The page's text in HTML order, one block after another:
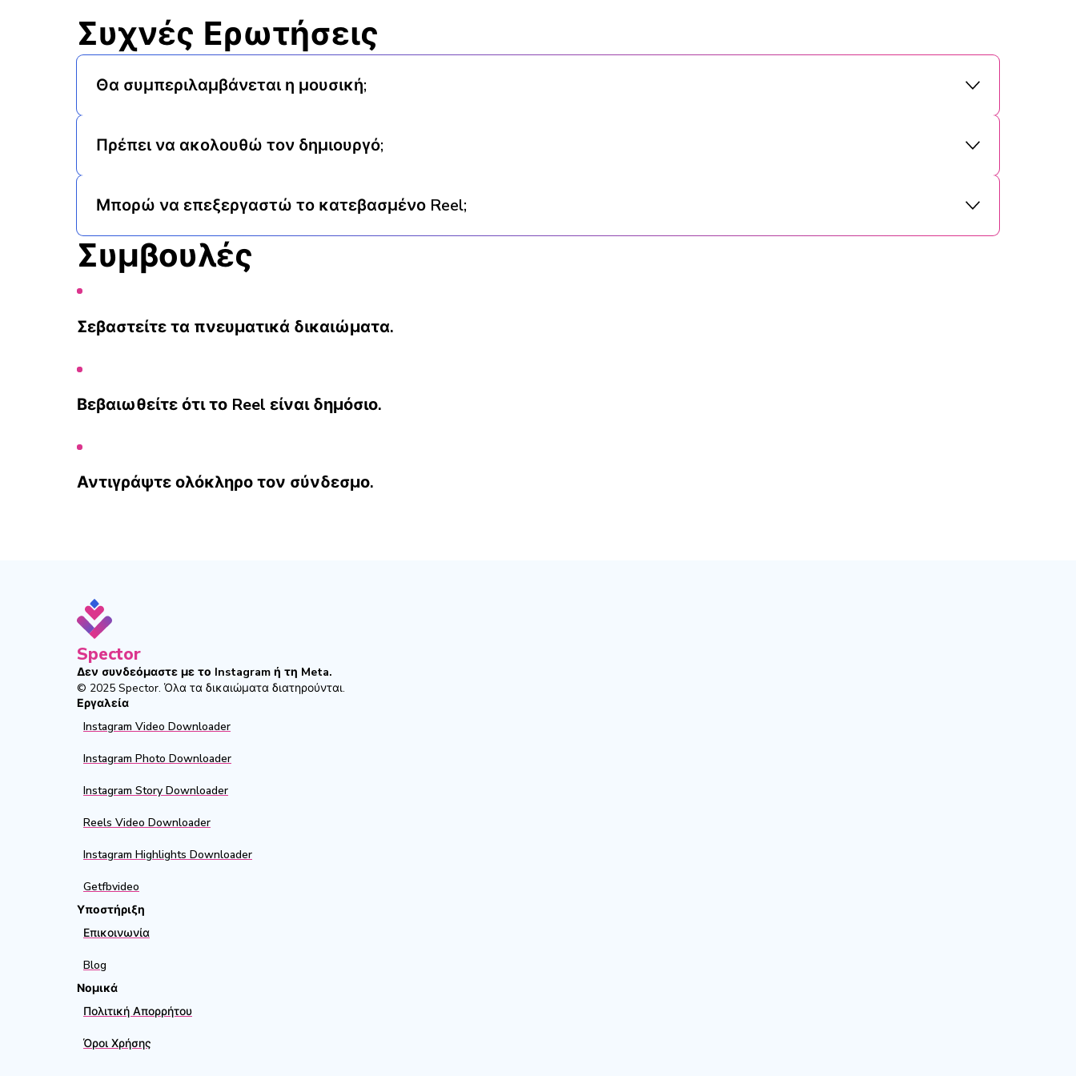
Συχνές Ερωτήσεις
Θα συμπεριλαμβάνεται η μουσική;
Πρέπει να ακολουθώ τον δημιουργό;
Μπορώ να επεξεργαστώ το κατεβασμένο Reel;
Συμβουλές
Σεβαστείτε τα πνευματικά δικαιώματα.
Βεβαιωθείτε ότι το Reel είναι δημόσιο.
Αντιγράψτε ολόκληρο τον σύνδεσμο.
Spector
Δεν συνδεόμαστε με το Instagram ή τη Meta.
© 2025 Spector. Όλα τα δικαιώματα διατηρούνται.
Εργαλεία
Instagram Video Downloader
Instagram Photo Downloader
Instagram Story Downloader
Reels Video Downloader
Instagram Highlights Downloader
Getfbvideo
Υποστήριξη
Επικοινωνία
Blog
Νομικά
Πολιτική Απορρήτου
Όροι Χρήσης